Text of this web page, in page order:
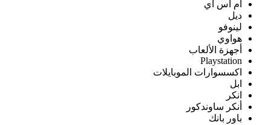
ام اس اي
ديل
لينوفو
هواوي
أجهزة الألعاب
Playstation
اكسسوارات الموبايلات
ابل
انكر
أنكر ساوندكور
باور بانك